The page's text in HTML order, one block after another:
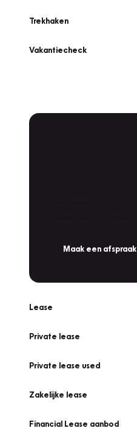
Trekhaken
Vakantiecheck
Maak een afspraak
Lease
Private lease
Private lease used
Zakelijke lease
Financial Lease aanbod